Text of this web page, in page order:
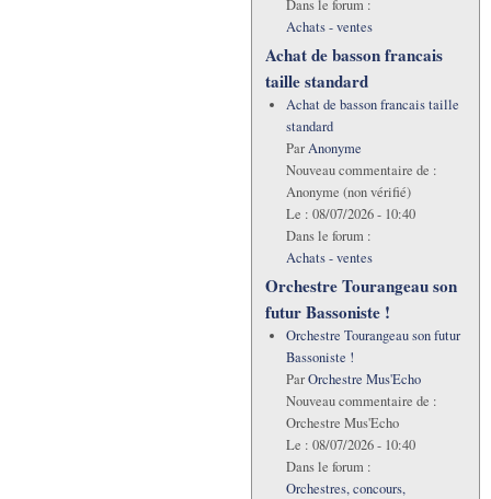
Dans le forum :
Achats - ventes
Achat de basson francais
taille standard
Achat de basson francais taille
standard
ParAnonyme
Nouveau commentaire de :
Anonyme (non vérifié)
Le : 08/07/2026 - 10:40
Dans le forum :
Achats - ventes
Orchestre Tourangeau son
futur Bassoniste !
Orchestre Tourangeau son futur
Bassoniste !
ParOrchestre Mus'Echo
Nouveau commentaire de :
Orchestre Mus'Echo
Le : 08/07/2026 - 10:40
Dans le forum :
Orchestres, concours,